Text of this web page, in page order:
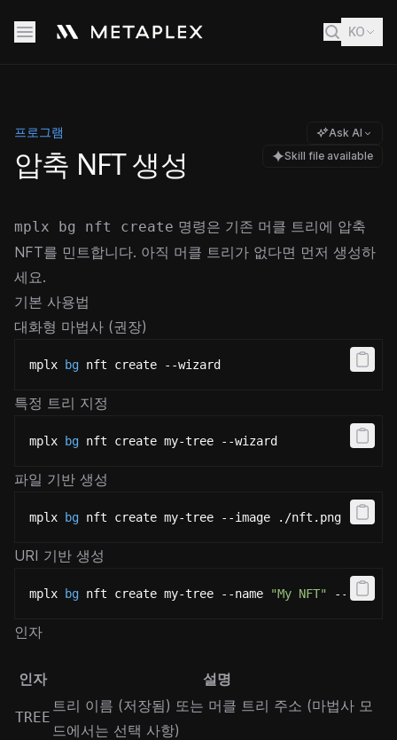
KO
프로그램
압축 NFT 생성
Ask AI
Skill file available
mplx bg nft create 명령은 기존 머클 트리에 압축
NFT를 민트합니다. 아직 머클 트리가 없다면 먼저 생성하
세요.
기본 사용법
대화형 마법사 (권장)
mplx bg nft create --wizard
특정 트리 지정
mplx bg nft create my-tree --wizard
파일 기반 생성
mplx bg nft create my-tree --image ./nft.png --json
URI 기반 생성
mplx bg nft create my-tree --name "My NFT" --uri
인자
인자 설명
TREE
트리 이름 (저장됨) 또는 머클 트리 주소 (마법사 모
드에서는 선택 사항)